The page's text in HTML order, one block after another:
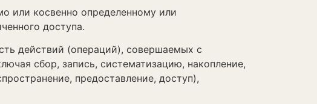
косвенно определенному или
доступа.
действий (операций), совершаемых с
сбор, запись, систематизацию, накопление,
предоставление, доступ),